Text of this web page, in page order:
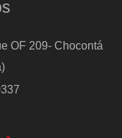
OF 209- Chocontá